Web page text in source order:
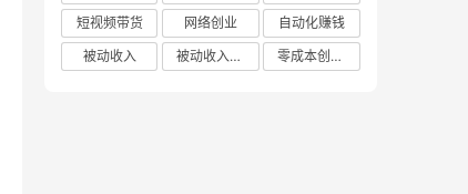
短视频带货
网络创业
自动化赚钱
被动收入
被动收入项目 零成本创业项目